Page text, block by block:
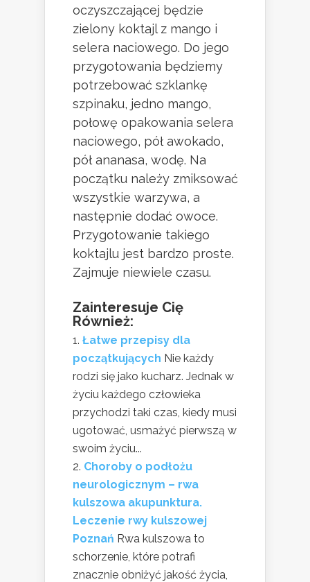
oczyszczającej będzie
zielony koktajl z mango i
selera naciowego. Do jego
przygotowania będziemy
potrzebować szklankę
szpinaku, jedno mango,
połowę opakowania selera
naciowego, pół awokado,
pół ananasa, wodę. Na
początku należy zmiksować
wszystkie warzywa, a
następnie dodać owoce.
Przygotowanie takiego
koktajlu jest bardzo proste.
Zajmuje niewiele czasu.
Zainteresuje Cię
Również:
Łatwe przepisy dla
początkujących Nie każdy
rodzi się jako kucharz. Jednak w
życiu każdego człowieka
przychodzi taki czas, kiedy musi
ugotować, usmażyć pierwszą w
swoim życiu...
Choroby o podłożu
neurologicznym – rwa
kulszowa akupunktura.
Leczenie rwy kulszowej
Poznań Rwa kulszowa to
schorzenie, które potrafi
znacznie obniżyć jakość życia,